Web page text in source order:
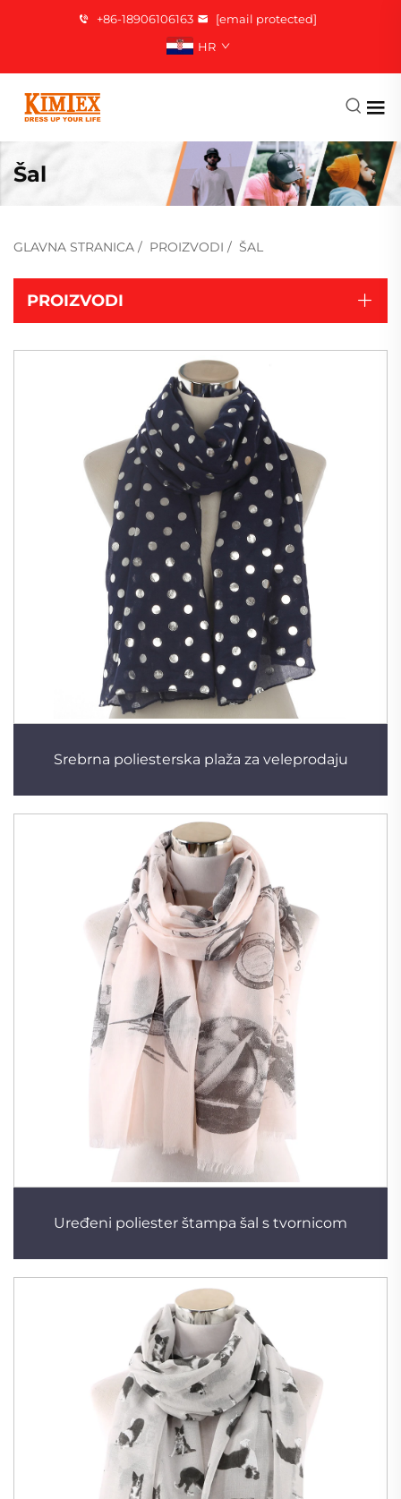
+86-18906106163
[email protected]
HR
Šal
GLAVNA STRANICA / PROIZVODI / ŠAL
PROIZVODI
Srebrna poliesterska plaža za veleprodaju
Uređeni poliester štampa šal s tvornicom